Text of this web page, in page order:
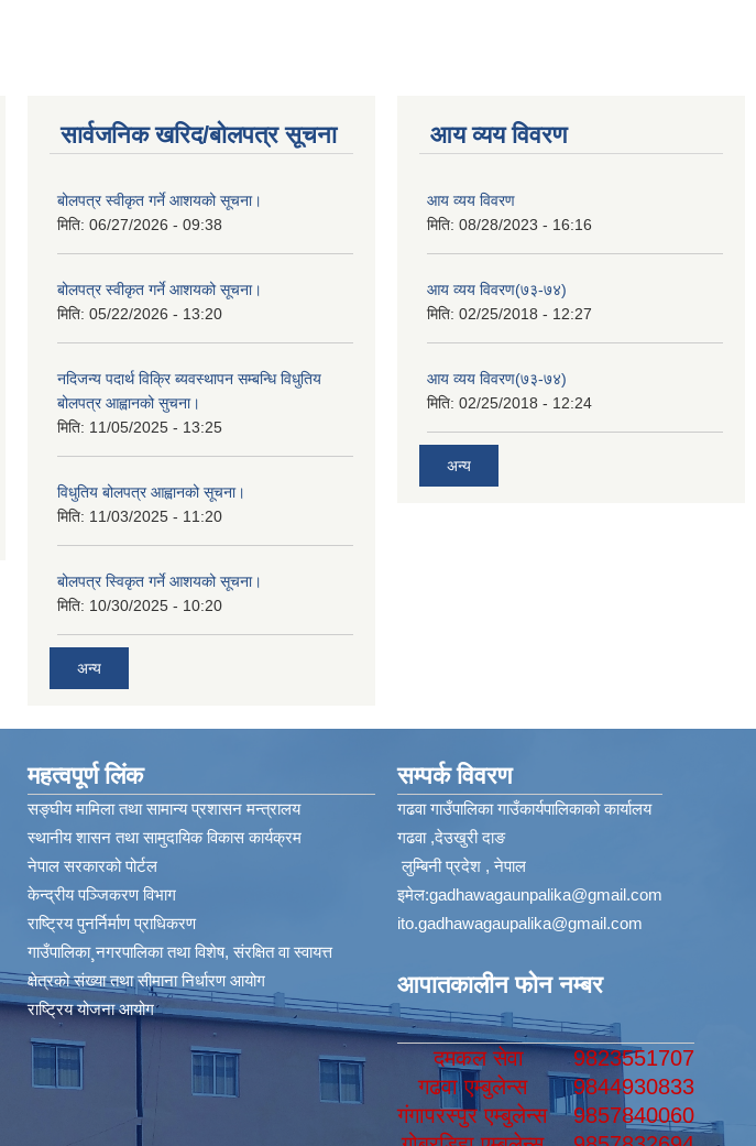
सार्वजनिक खरिद/बोलपत्र सूचना
बोलपत्र स्वीकृत गर्ने आशयको सूचना।
मिति: 06/27/2026 - 09:38
बोलपत्र स्वीकृत गर्ने आशयको सूचना।
मिति: 05/22/2026 - 13:20
नदिजन्य पदार्थ विक्रि ब्यवस्थापन सम्बन्धि विधुतिय
बोलपत्र आह्वानको सुचना।
मिति: 11/05/2025 - 13:25
विधुतिय बोलपत्र आह्वानको सूचना।
मिति: 11/03/2025 - 11:20
बोलपत्र स्विकृत गर्ने आशयको सूचना।
मिति: 10/30/2025 - 10:20
अन्य
आय व्यय विवरण
आय व्यय विवरण
मिति: 08/28/2023 - 16:16
आय व्यय विवरण(७३-७४)
मिति: 02/25/2018 - 12:27
आय व्यय विवरण(७३-७४)
मिति: 02/25/2018 - 12:24
अन्य
महत्वपूर्ण लिंक
सङ्घीय मामिला तथा सामान्य प्रशासन मन्त्रालय
स्थानीय शासन तथा सामुदायिक विकास कार्यक्रम
नेपाल सरकारको पोर्टल
केन्द्रीय पञ्जिकरण विभाग
राष्ट्रिय पुनर्निर्माण प्राधिकरण
गाउँपालिका¸नगरपालिका तथा विशेष, संरक्षित वा स्वायत्त
क्षेत्रको संख्या तथा सीमाना निर्धारण आयोग​
राष्ट्रिय योजना आयोग
सम्पर्क विवरण
गढवा गाउँपालिका गाउँकार्यपालिकाको कार्यालय
गढवा ,देउखुरी दाङ
लुम्बिनी प्रदेश , नेपाल
इमेल:gadhawagaunpalika@gmail.com
ito.gadhawagaupalika@gmail.com
आपातकालीन फोन नम्बर
दमकल सेवा
9823551707
गढवा एम्बुलेन्स
9844930833
गंगापरस्पुर एम्बुलेन्स9857840060